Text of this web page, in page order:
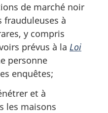
de marché noir
frauduleuses à
y compris
prévus à la Loi
personne
enquêtes;
et à
les maisons